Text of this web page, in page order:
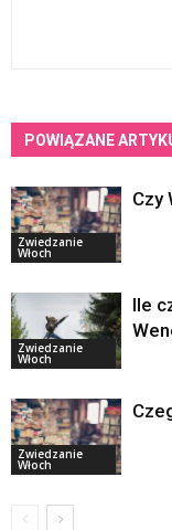
POWIĄZANE
Zwiedzanie
Włoch
Czy
Zwiedzanie
Włoch
Ile
Zwiedzanie
Włoch